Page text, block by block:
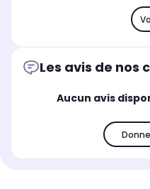
Les avis de nos
Aucun avis